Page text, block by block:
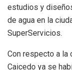
estudios y
de agua en la
SuperServicios.
Con respecto a la
Caicedo ya se